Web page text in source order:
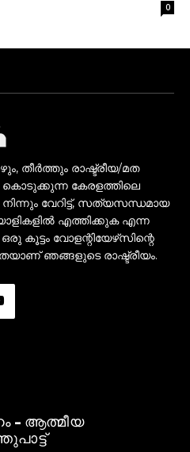
0
തീർത്തും രാഷ്ട്രീയ/മത
കേരളത്തിലെ
വേറിട്ട്, സത്യസന്ധമായ
എത്തിക്കുക എന്ന
കൂട്ടം വോളന്റിയേഴ്‌സിന്റെ
ഞങ്ങളുടെ രാഷ്ട്രീയം.
– ആത്മീയ